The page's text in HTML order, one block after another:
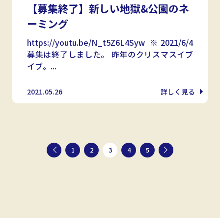
【募集終了】新しい地獄&公園のネ
ーミング
https://youtu.be/N_t5Z6L4Syw ※2021/6/4
募集は終了しました。 昨年のクリスマスイブ
イブ。...
2021.05.26 詳しく見る
1 2 3 4 5